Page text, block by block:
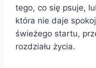
tego, co się psuje,
która nie daje
świeżego startu,
rozdziału życia.